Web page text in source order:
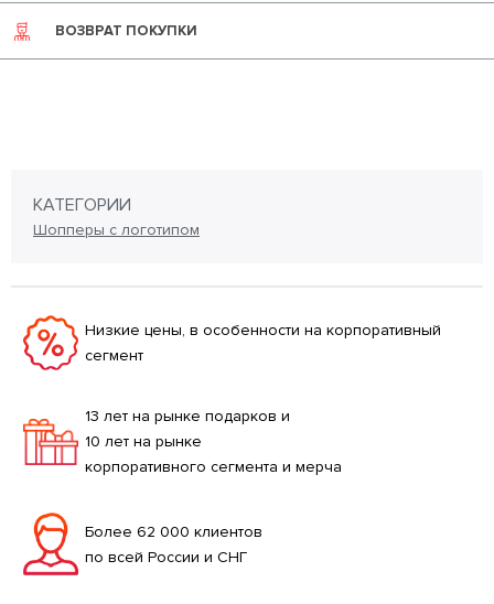
ВОЗВРАТ ПОКУПКИ
КАТЕГОРИИ
Шопперы с логотипом
Низкие цены, в особенности на корпоративный
сегмент
13 лет на рынке подарков и
10 лет на рынке
корпоративного сегмента и мерча
Более 62 000 клиентов
по всей России и СНГ